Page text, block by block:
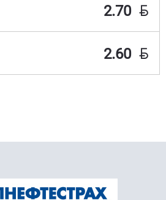
2.70 BYN
2.60 BYN